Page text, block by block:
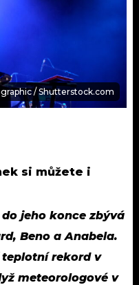
/ Shutterstock.com
si můžete i
jeho konce zbývá
Beno a Anabela.
teplotní rekord v
meteorologové v